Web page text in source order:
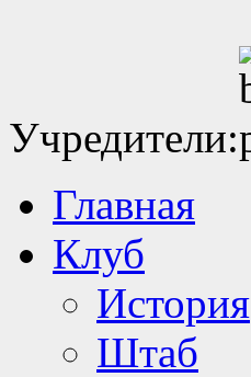
Учредители:
Главная
Клуб
История
Штаб